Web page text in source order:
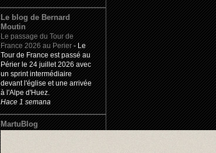
Le blog de Bernard
Moutin
Le passage du Tour de
France 2026 au Perier-Le
Tour de France est passé au
Périer le 24 juillet 2026 avec
un sprint intermédiaire
devant l'église et une arrivée
à l'Alpe d'Huez.
Hace 1 semana
MartuBlog